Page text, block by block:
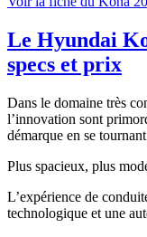
Le Hyundai
specs et prix
Dans le domaine très
l’innovation sont
démarque en se
Plus spacieux, plus
L’expérience de
technologique et une